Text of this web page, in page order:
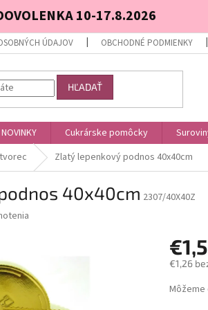
10-17.8.2026
ÚDAJOV OBCHODNÉ PODMIENKY
HĽADAŤ
NOVINKY Cukrárske pomôcky
Zlatý lepenkový podnos 40x40cm
40x40cm 2307/40X40Z
€1,26
cena: